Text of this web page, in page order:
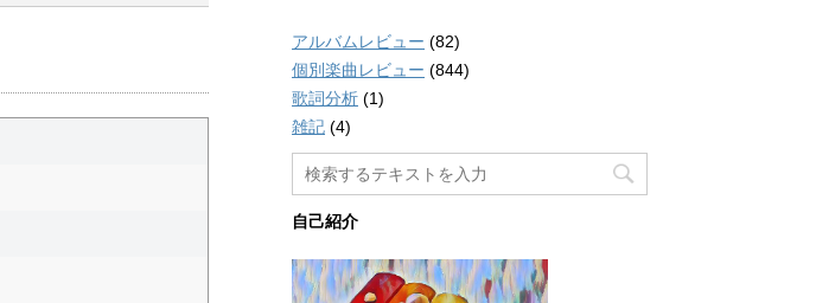
アルバムレビュー (82)
個別楽曲レビュー (844)
歌詞分析 (1)
雑記 (4)
自己紹介